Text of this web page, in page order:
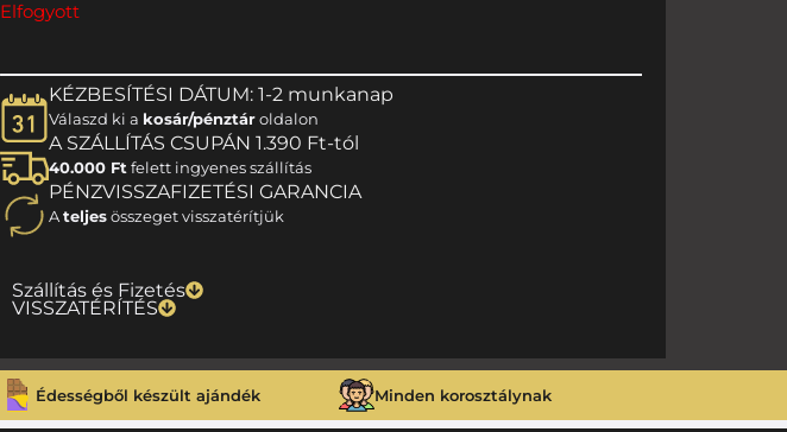
Elfogyott
KÉZBESÍTÉSI DÁTUM: 1-2 munkanap
Válaszd ki a kosár/pénztároldalon
A SZÁLLÍTÁS CSUPÁN 1.390 Ft-tól
40.000 Ft felett ingyenes szállítás
PÉNZVISSZAFIZETÉSI GARANCIA
Ateljesösszeget visszatérítjük
Szállítás és Fizetés
VISSZATÉRÍTÉS
Édességből készült ajándék Minden korosztálynak